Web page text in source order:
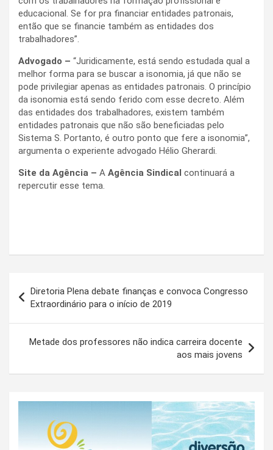
educacional. Se for pra financiar entidades patronais,
então que se financie também as entidades dos
trabalhadores”.
Advogado – “Juridicamente, está sendo estudada qual a
melhor forma para se buscar a isonomia, já que não se
pode privilegiar apenas as entidades patronais. O princípio
da isonomia está sendo ferido com esse decreto. Além
das entidades dos trabalhadores, existem também
entidades patronais que não são beneficiadas pelo
Sistema S. Portanto, é outro ponto que fere a isonomia”,
argumenta o experiente advogado Hélio Gherardi.
Site da Agência – A Agência Sindical continuará a
repercutir esse tema.
de
Post
Diretoria Plena debate finanças e convoca Congresso
Extraordinário para o início de 2019
Metade dos professores não indica carreira docente
aos mais jovens